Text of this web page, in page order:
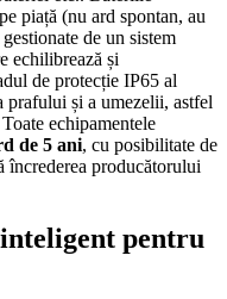
piață (nu ard spontan, au
de un sistem
echilibrează și
de protecție IP65 al
și a umezelii, astfel
echipamentele
de 5 ani, cu posibilitate de
încrederea producătorului
pentru